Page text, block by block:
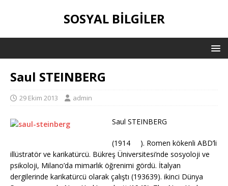
SOSYAL BILGILER
Saul STEINBERG
29 Ekim 2013 admin
Saul STEINBERG
(1914 ). Romen kökenli ABD’li
illüstratör ve karikatürcü. Bükreş Üniversitesi’nde sosyoloji ve
psikoloji, Milano’da mimarlık öğrenimi gördü. İtalyan
dergilerinde karikatürcü olarak çalıştı (193639). ikinci Dünya